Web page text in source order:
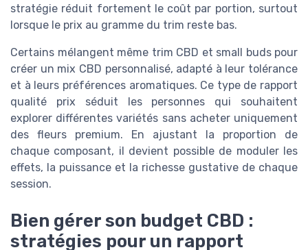
stratégie réduit fortement le coût par portion, surtout
lorsque le prix au gramme du trim reste bas.
Certains mélangent même trim CBD et small buds pour
créer un mix CBD personnalisé, adapté à leur tolérance
et à leurs préférences aromatiques. Ce type de rapport
qualité prix séduit les personnes qui souhaitent
explorer différentes variétés sans acheter uniquement
des fleurs premium. En ajustant la proportion de
chaque composant, il devient possible de moduler les
effets, la puissance et la richesse gustative de chaque
session.
Bien gérer son budget CBD :
stratégies pour un rapport